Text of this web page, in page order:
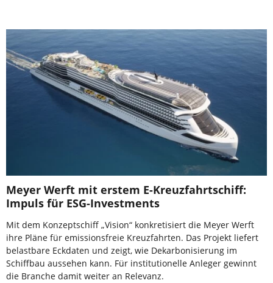
Meyer Werft mit erstem E-Kreuzfahrtschiff:
Impuls für ESG-Investments
Mit dem Konzeptschiff „Vision“ konkretisiert die Meyer Werft
ihre Pläne für emissionsfreie Kreuzfahrten. Das Projekt liefert
belastbare Eckdaten und zeigt, wie Dekarbonisierung im
Schiffbau aussehen kann. Für institutionelle Anleger gewinnt
die Branche damit weiter an Relevanz.